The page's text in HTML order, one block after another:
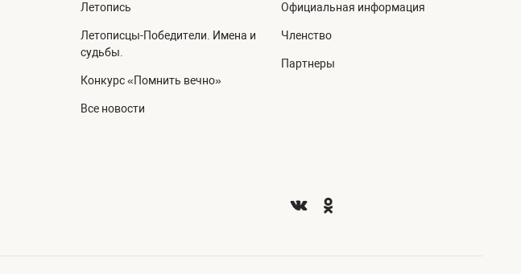
Летопись
Летописцы-Победители. Имена и
судьбы.
Конкурс «Помнить вечно»
Все новости
Официальная информация
Членство
Партнеры